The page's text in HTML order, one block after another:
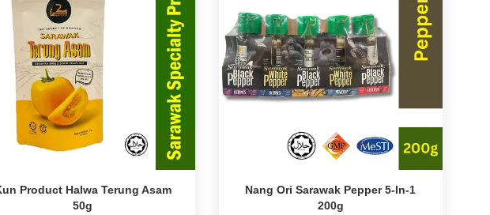
Product Halwa Terung Asam
50g
Nang Ori Sarawak Pepper 5-In-1
200g